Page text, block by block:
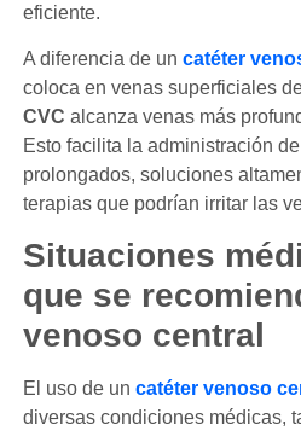
eficiente.
A diferencia de un catéter
coloca en venas superficiales
CVC alcanza venas más
Esto facilita la administración
prolongados, soluciones
terapias que podrían irritar las
Situaciones
que se
venoso central
El uso de un catéter venoso
diversas condiciones médicas,